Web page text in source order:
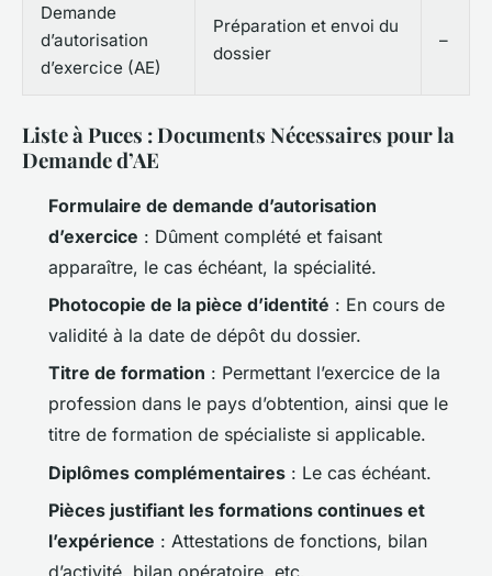
Demande
d’autorisation
d’exercice (AE)
Préparation et envoi du
dossier
–
Liste à Puces : Documents Nécessaires pour la
Demande d’AE
Formulaire de demande d’autorisation
d’exercice : Dûment complété et faisant
apparaître, le cas échéant, la spécialité.
Photocopie de la pièce d’identité : En cours de
validité à la date de dépôt du dossier.
Titre de formation : Permettant l’exercice de la
profession dans le pays d’obtention, ainsi que le
titre de formation de spécialiste si applicable.
Diplômes complémentaires : Le cas échéant.
Pièces justifiant les formations continues et
l’expérience : Attestations de fonctions, bilan